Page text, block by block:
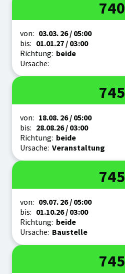
Linie
740
Zeitraum
von: 03.03. 26/ 05:00
bis: 01.01.27 / 03:00
Richtung: beide
Ursache:
Linie
745
Zeitraum
von: 18.08. 26/ 05:00
bis: 28.08.26/ 03:00
Richtung: beide
Ursache: Veranstaltung
Linie
745
Zeitraum
von: 09.07. 26/ 05:00
bis: 01.10.26/ 03:00
Richtung: beide
Ursache: Baustelle
Linie
745